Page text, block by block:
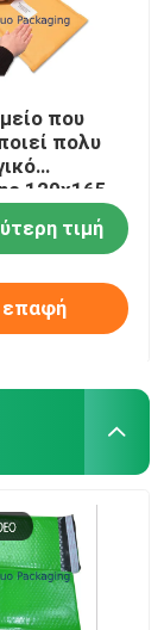
που
πολυ
120x165
Mailers
της Kraft
τιμή
επαφή